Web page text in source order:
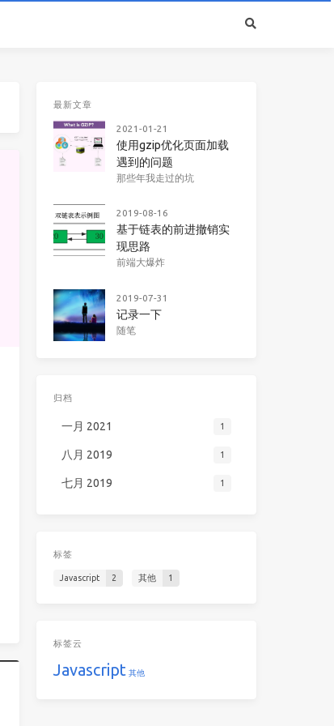
最新文章
2021-01-21
使用gzip优化页面加载
遇到的问题
那些年我走过的坑
2019-08-16
基于链表的前进撤销实
现思路
前端大爆炸
2019-07-31
记录一下
随笔
归档
一月 2021 1
八月 2019 1
七月 2019 1
标签
Javascript 2 其他 1
标签云
Javascript 其他